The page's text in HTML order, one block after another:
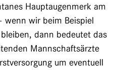
Hauptaugenmerk am
wenn wir beim Beispiel
dann bedeutet das
Mannschaftsärzte
um eventuell